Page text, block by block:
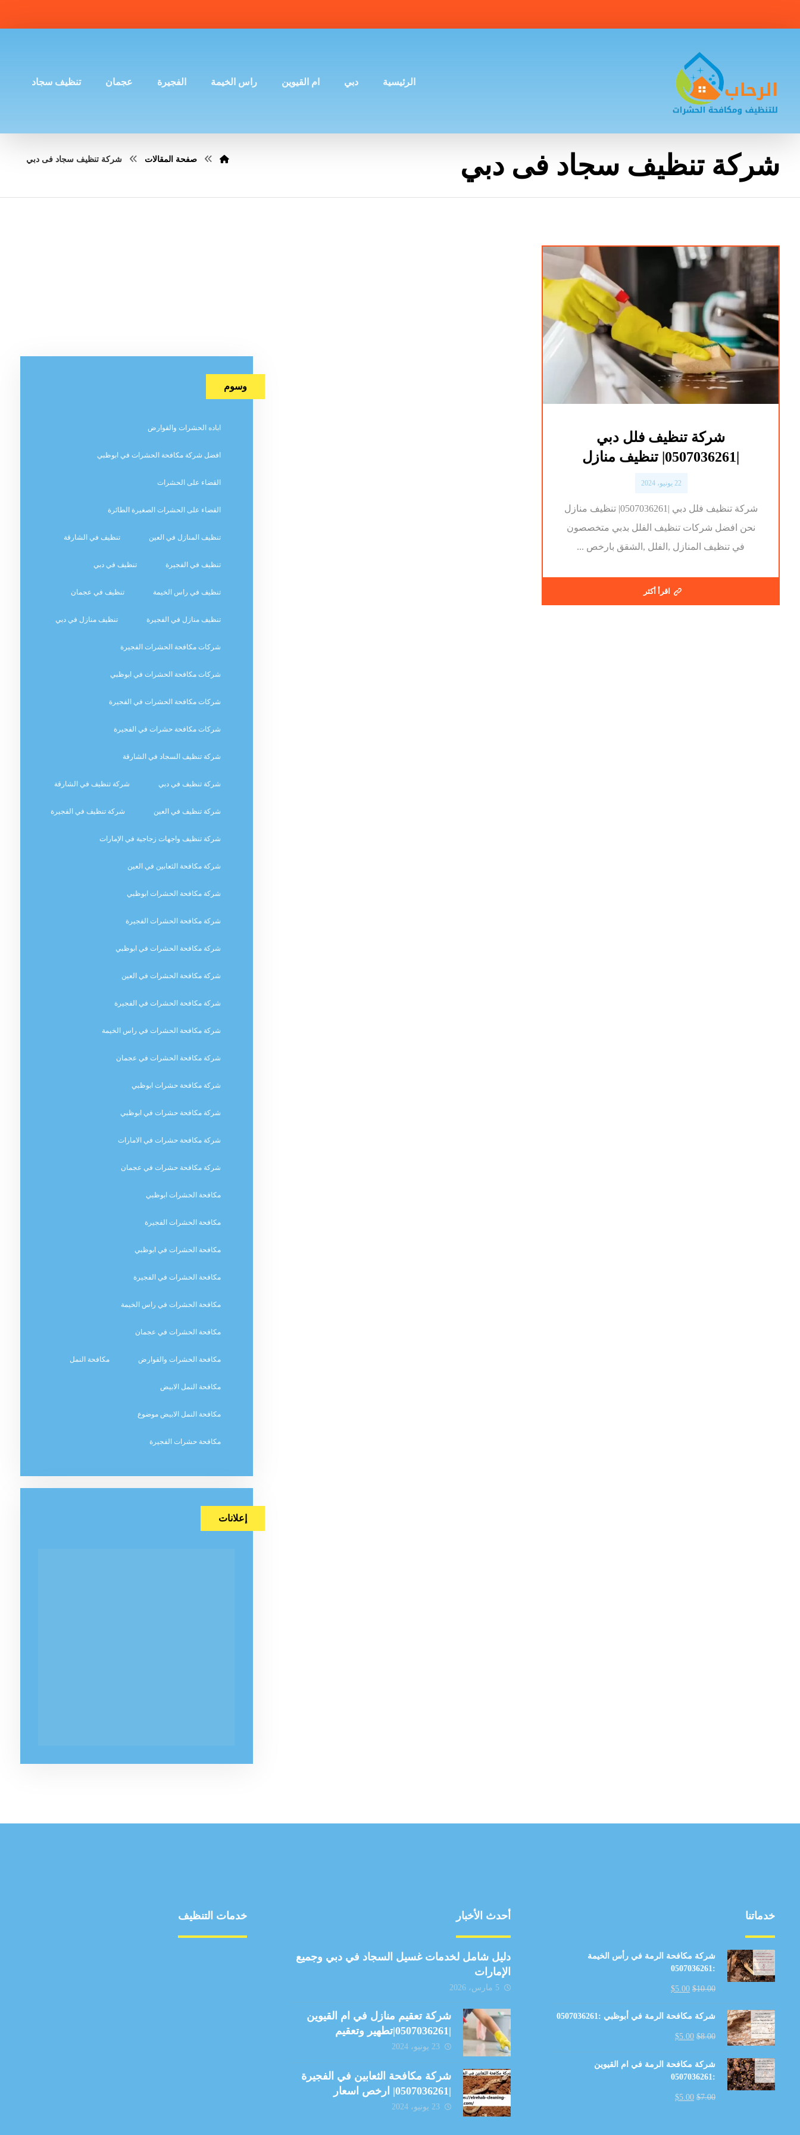
الرئيسية دبي ام القيوين راس الخيمة الفجيرة عجمان تنظيف سجاد
شركة تنظيف سجاد فى دبي صفحة المقالات شركة تنظيف سجاد فى دبي
شركة تنظيف فلل دبي
22 يونيو، 2024
شركة تنظيف فلل دبي |0507036261| تنظيف منازل
نحن افضل شركات تنظيف الفلل بدبي متخصصون
في تنظيف المنازل ,الفلل ,الشقق بارخص ...
اقرأ أكثر
وسوم
اباده الحشرات والقوارض
افضل شركة مكافحة الحشرات في ابوظبي
القضاء على الحشرات
القضاء على الحشرات الصغيرة الطائرة
تنظيف المنازل في العين تنظيف في الشارقة
تنظيف في الفجيرة تنظيف في دبي
تنظيف في راس الخيمة تنظيف في عجمان
تنظيف منازل في الفجيرة تنظيف منازل في دبي
شركات مكافحة الحشرات الفجيرة
شركات مكافحة الحشرات في ابوظبي
شركات مكافحة الحشرات في الفجيرة
شركات مكافحة حشرات في الفجيرة
شركة تنظيف السجاد في الشارقة
شركة تنظيف في دبي شركة تنظيف في الشارقة
شركة تنظيف في العين شركة تنظيف في الفجيرة
شركة تنظيف واجهات زجاجية في الإمارات
شركة مكافحة الثعابين في العين
شركة مكافحة الحشرات ابوظبي
شركة مكافحة الحشرات الفجيرة
شركة مكافحة الحشرات في ابوظبي
شركة مكافحة الحشرات في العين
شركة مكافحة الحشرات في الفجيرة
شركة مكافحة الحشرات في راس الخيمة
شركة مكافحة الحشرات في عجمان
شركة مكافحة حشرات ابوظبي
شركة مكافحة حشرات في ابوظبي
شركة مكافحة حشرات في الامارات
شركة مكافحة حشرات في عجمان
مكافحة الحشرات ابوظبي
مكافحة الحشرات الفجيرة
مكافحة الحشرات في ابوظبي
مكافحة الحشرات في الفجيرة
مكافحة الحشرات في راس الخيمة
مكافحة الحشرات في عجمان
مكافحة الحشرات والقوارض مكافحة النمل
مكافحة النمل الابيض
مكافحة النمل الابيض موضوع
مكافحة حشرات الفجيرة
إعلانات
خدماتنا
شركة مكافحة الرمة في رأس الخيمة
:0507036261
$10.00
$5.00
شركة مكافحة الرمة في أبوظبي :0507036261
$8.00
$5.00
شركة مكافحة الرمة في ام القيوين
:0507036261
$7.00
$5.00
أحدث الأخبار
دليل شامل لخدمات غسيل السجاد في دبي وجميع
الإمارات
5 مارس، 2026
شركة تعقيم منازل في ام القيوين
|0507036261|تطهير وتعقيم
23 يونيو، 2024
شركة مكافحة الثعابين في الفجيرة
|0507036261| ارخص اسعار
23 يونيو، 2024
خدمات التنظيف